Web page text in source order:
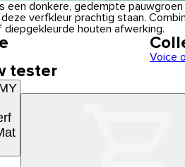
een donkere, gedempte
verfkleur prachtig staan.
houten afwerking.
Voice
tester